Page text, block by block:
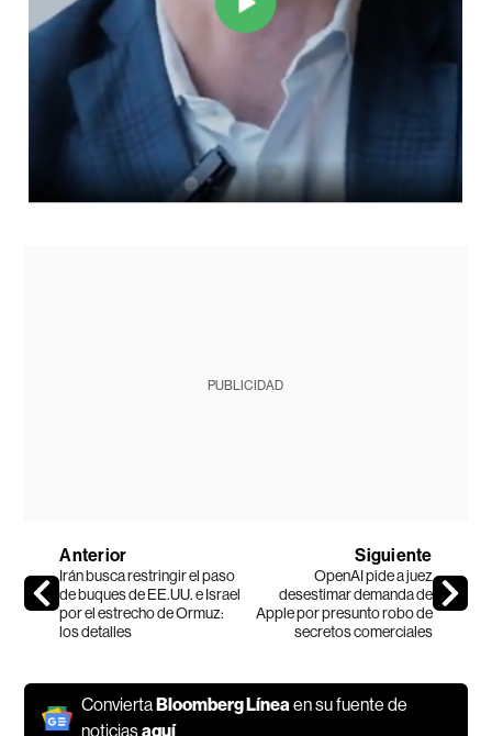
PUBLICIDAD
Anterior
Irán busca restringir el paso
de buques de EE.UU. e Israel
por el estrecho de Ormuz:
los detalles
Siguiente
OpenAI pide a juez
desestimar demanda de
Apple por presunto robo de
secretos comerciales
ConviertaBloomberg Líneaen su fuente de
noticiasaquí